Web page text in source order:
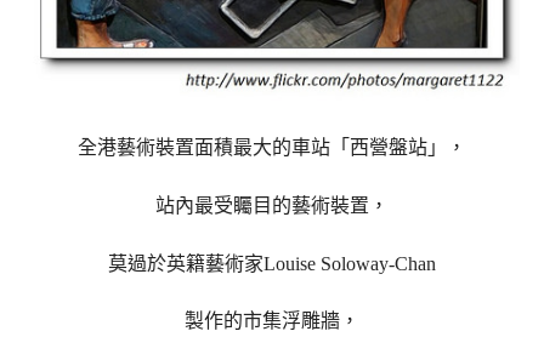
全港藝術裝置面積最大的車站「西營盤站」，
站內最受矚目的藝術裝置，
莫過於英籍藝術家Louise Soloway-Chan
製作的市集浮雕牆，